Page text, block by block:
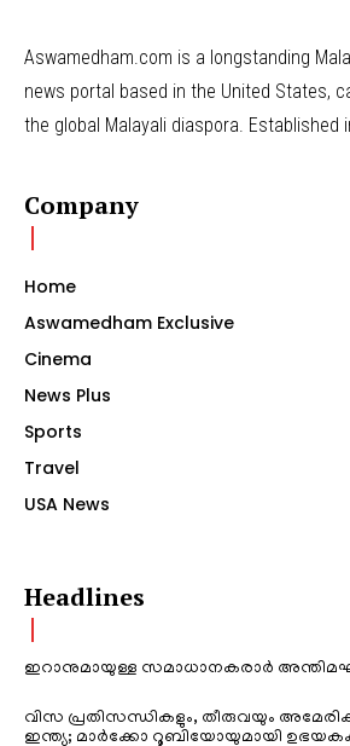
Aswamedham.com is a longstanding
news portal based in the United States,
the global Malayali diaspora. Established
Company
Home
Aswamedham Exclusive
Cinema
News Plus
Sports
Travel
USA News
Headlines
ഇറാനുമായുള്ള സമാധാനകരാർ
വിസ പ്രതിസന്ധികളും, തീരുവയും
ഇന്ത്യ; മാർക്കോ റൂബിയോയുമായി